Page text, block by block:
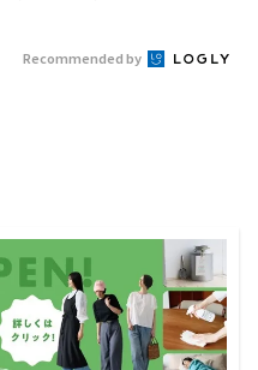
Recommended by